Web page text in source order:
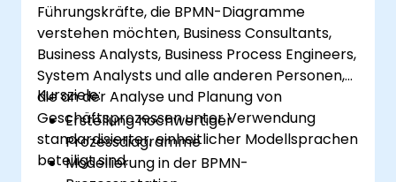
Führungskräfte, die BPMN-Diagramme
verstehen möchten, Business Consultants,
Business Analysts, Business Process Engineers,
System Analysts und alle anderen Personen,
die an der Analyse und Planung von
Geschäftsprozessen unter Verwendung
standardisierter, einheitlicher Modellsprachen
beteiligt sind.
Kursziele:
Erstellung hochwertiger
Prozessdiagramme
Modellierung in der BPMN-